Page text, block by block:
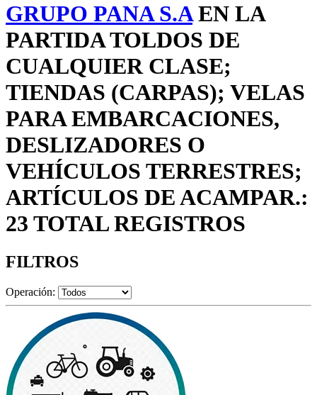
GRUPO PANA S.AEN LA
PARTIDA TOLDOS DE
CUALQUIER CLASE;
TIENDAS (CARPAS); VELAS
PARA EMBARCACIONES,
DESLIZADORES O
VEHÍCULOS TERRESTRES;
ARTÍCULOS DE ACAMPAR.:
23 TOTAL REGISTROS
FILTROS
Operación: